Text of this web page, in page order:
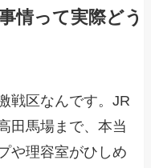
情って実際どう
戦区なんです。JR
田馬場まで、本当
や理容室がひしめ